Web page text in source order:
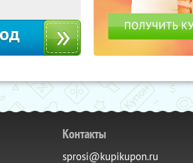
Контакты
sprosi@kupikupon.ru